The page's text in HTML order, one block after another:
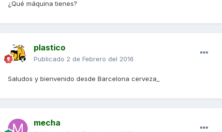
¿Qué máquina tienes?
plastico
Publicado 2 de Febrero del 2016
Saludos y bienvenido desde Barcelona cerveza_
mecha